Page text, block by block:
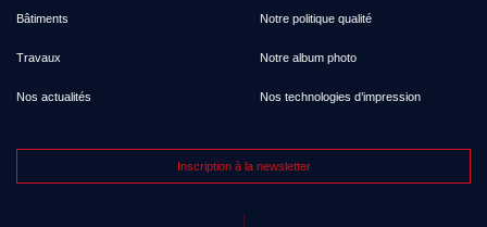
Bâtiments
Travaux
Nos actualités
Notre politique qualité
Notre album photo
Nos technologies d’impression
Inscription à la newsletter